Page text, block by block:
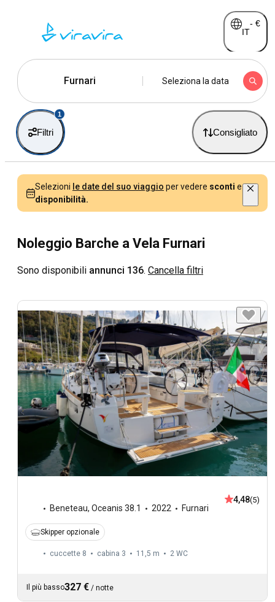
IT
- €
Furnari Seleziona la data
Filtri
1
Consigliato
Selezioni le date del suo viaggio per vedere sconti e
disponibilità.
Noleggio Barche a Vela Furnari
Sono disponibili annunci 136. Cancella filtri
Beneteau, Oceanis 38.1 2022 Furnari
4,48(5)
Skipper opzionale
cuccette 8 cabina 3 11,5 m 2 WC
Il più basso327 € / notte